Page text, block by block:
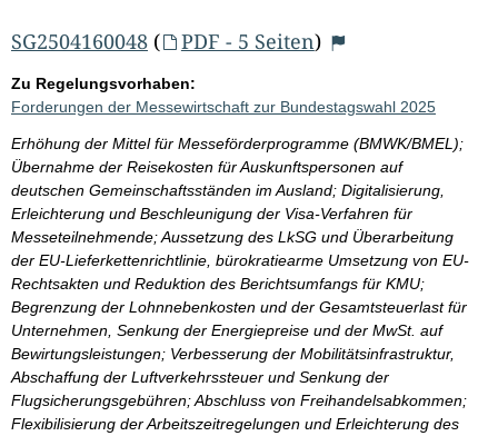
SG2504160048 ( PDF - 5 Seiten)
Zu Regelungsvorhaben:
Forderungen der Messewirtschaft zur Bundestagswahl 2025
Erhöhung der Mittel für Messeförderprogramme (BMWK/BMEL);
Übernahme der Reisekosten für Auskunftspersonen auf
deutschen Gemeinschaftsständen im Ausland; Digitalisierung,
Erleichterung und Beschleunigung der Visa-Verfahren für
Messeteilnehmende; Aussetzung des LkSG und Überarbeitung
der EU-Lieferkettenrichtlinie, bürokratiearme Umsetzung von EU-
Rechtsakten und Reduktion des Berichtsumfangs für KMU;
Begrenzung der Lohnnebenkosten und der Gesamtsteuerlast für
Unternehmen, Senkung der Energiepreise und der MwSt. auf
Bewirtungsleistungen; Verbesserung der Mobilitätsinfrastruktur,
Abschaffung der Luftverkehrssteuer und Senkung der
Flugsicherungsgebühren; Abschluss von Freihandelsabkommen;
Flexibilisierung der Arbeitszeitregelungen und Erleichterung des